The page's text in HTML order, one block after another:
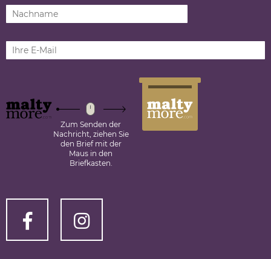
Zum Senden der
Nachricht, ziehen Sie
den Brief mit der
Maus in den
Briefkasten.